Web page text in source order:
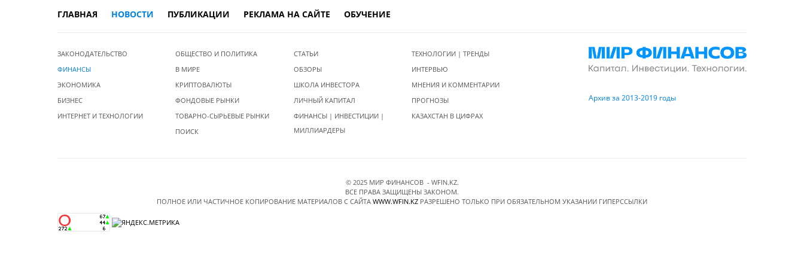
ГЛАВНАЯ НОВОСТИ ПУБЛИКАЦИИ РЕКЛАМА НА САЙТЕ ОБУЧЕНИЕ
ЗАКОНОДАТЕЛЬСТВО
ФИНАНСЫ
ЭКОНОМИКА
БИЗНЕС
ИНТЕРНЕТ И ТЕХНОЛОГИИ
ОБЩЕСТВО И ПОЛИТИКА
В МИРЕ
КРИПТОВАЛЮТЫ
ФОНДОВЫЕ РЫНКИ
ТОВАРНО-СЫРЬЕВЫЕ РЫНКИ
ПОИСК
СТАТЬИ
ОБЗОРЫ
ШКОЛА ИНВЕСТОРА
ЛИЧНЫЙ КАПИТАЛ
ФИНАНСЫ | ИНВЕСТИЦИИ |
МИЛЛИАРДЕРЫ
ТЕХНОЛОГИИ | ТРЕНДЫ
ИНТЕРВЬЮ
МНЕНИЯ И КОММЕНТАРИИ
ПРОГНОЗЫ
КАЗАХСТАН В ЦИФРАХ
Архив за 2013-2019 годы
© 2025 МИР ФИНАНСОВ - WFIN.KZ.
ВСЕ ПРАВА ЗАЩИЩЕНЫ ЗАКОНОМ.
ПОЛНОЕ ИЛИ ЧАСТИЧНОЕ КОПИРОВАНИЕ МАТЕРИАЛОВ C САЙТА WWW.WFIN.KZ РАЗРЕШЕНО ТОЛЬКО ПРИ ОБЯЗАТЕЛЬНОМ УКАЗАНИИ ГИПЕРССЫЛКИ